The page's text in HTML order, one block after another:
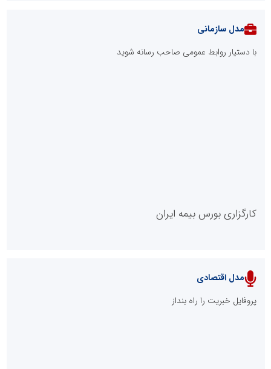
پایگاه خبری نهضت ملی مسکن
مدل سازمانی
با دستیار روابط عمومی صاحب رسانه شوید
کارگزاری بورس بیمه ایران
مدل اقتصادی
پروفایل خبریت را راه بنداز